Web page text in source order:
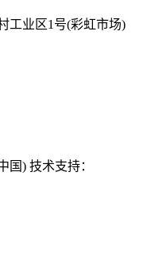
工业区1号(彩虹市场)
国) 技术支持：